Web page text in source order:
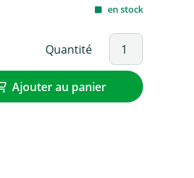
en stock
Quantité
Ajouter au panier